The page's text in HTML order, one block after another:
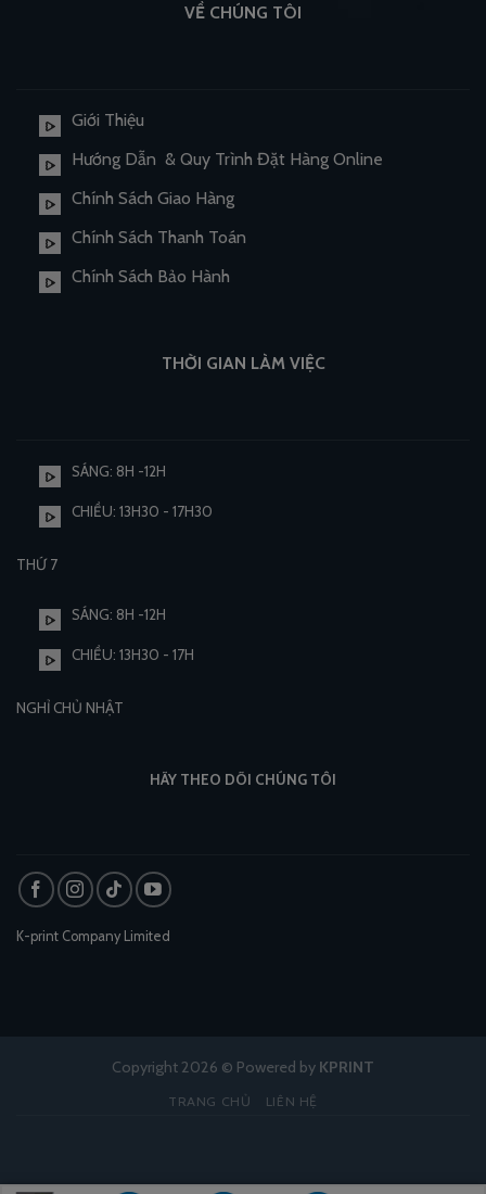
VỀ CHÚNG TÔI
Giới Thiệu
Hướng Dẫn & Quy Trình Đặt Hàng Online
Chính Sách Giao Hàng
Chính Sách Thanh Toán
Chính Sách Bảo Hành
THỜI GIAN LÀM VIỆC
SÁNG: 8H -12H
CHIỀU: 13H30 - 17H30
THỨ 7
SÁNG: 8H -12H
CHIỀU: 13H30 - 17H
NGHỈ CHỦ NHẬT
HÃY THEO DÕI CHÚNG TÔI
K-print Company Limited
Copyright 2026 © Powered by KPRINT
TRANG CHỦ LIÊN HỆ